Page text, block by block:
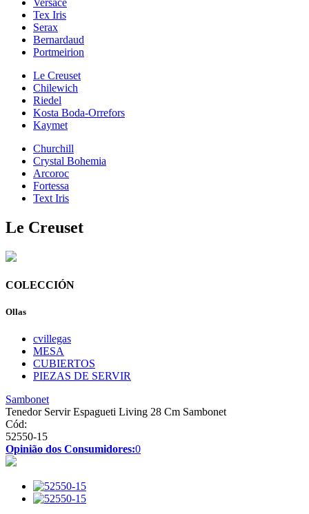
Tex Iris
Serax
Bernardaud
Portmeirion
Le Creuset
Chilewich
Riedel
Kosta Boda-Orrefors
Kaymet
Churchill
Crystal Bohemia
Arcoroc
Fortessa
Text Iris
Le Creuset
COLECCIÓN
Ollas
cvillegas
MESA
CUBIERTOS
PIEZAS DE SERVIR
Sambonet
Tenedor Servir Espagueti Living 28 Cm Sambonet
Cód:
52550-15
Opinião dos Consumidores:0